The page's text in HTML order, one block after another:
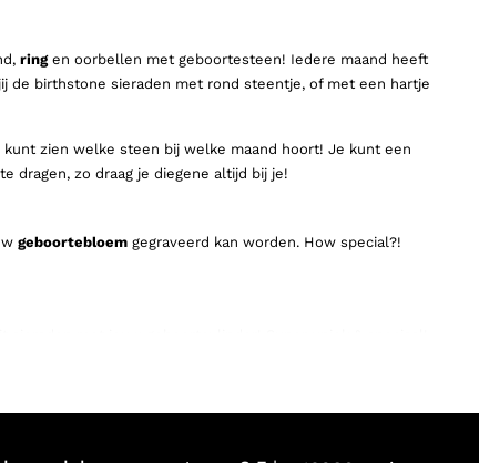
ringen oorbellen met geboortesteen! Iedere maand heeft
de birthstone sieraden met rond steentje, of met een hartje
zien welke steen bij welke maand hoort! Je kunt een
dragen, zo draag je diegene altijd bij je!
geboortebloem gegraveerd kan worden. How special?!
met jouw geboortevlinder! Super uniek & speciaal!